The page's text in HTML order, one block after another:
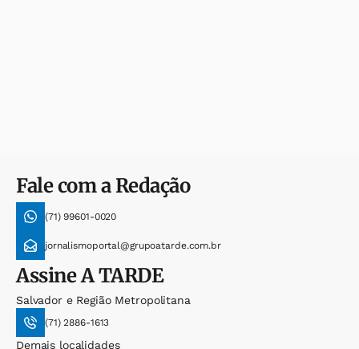
Fale com a Redação
(71) 99601-0020
jornalismoportal@grupoatarde.com.br
AssineA TARDE
Salvador e Região Metropolitana
(71) 2886-1613
Demais localidades